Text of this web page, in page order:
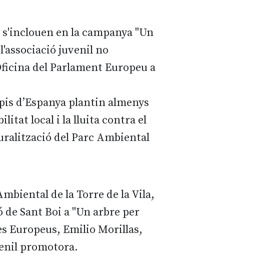
en la campanya "Un
juvenil no
del Parlament Europeu a
d’Espanya plantin almenys
local i la lluita contra el
del Parc Ambiental
de la Torre de la Vila,
Sant Boi a "Un arbre per
Europeus, Emilio Morillas,
promotora.